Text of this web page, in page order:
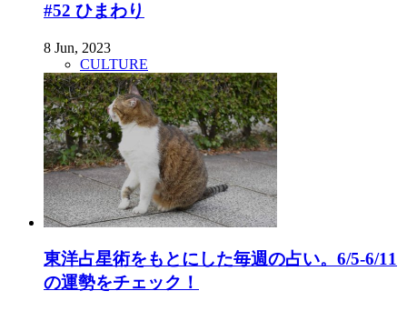
#52 ひまわり
8 Jun, 2023
CULTURE
東洋占星術をもとにした毎週の占い。6/5-6/11
の運勢をチェック！